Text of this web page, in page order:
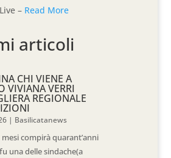
– Read More
articoli
CHI VIENE A
VIVIANA VERRI
REGIONALE
| Basilicatanews
mesi compirà quarant’anni
una delle sindache(a